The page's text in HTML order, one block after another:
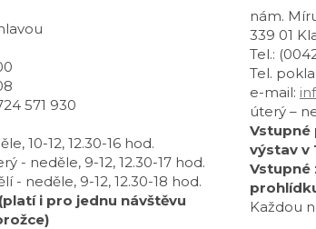
571 930
10-12, 12.30-16 hod.
- neděle, 9-12, 12.30-17 hod.
- neděle, 9-12, 12.30-18 hod.
i pro jednu návštěvu
nám.
339 01
Tel.:
Tel.
e-mail:
úterý –
Vstupné
výstav v
Vstupné
Každou